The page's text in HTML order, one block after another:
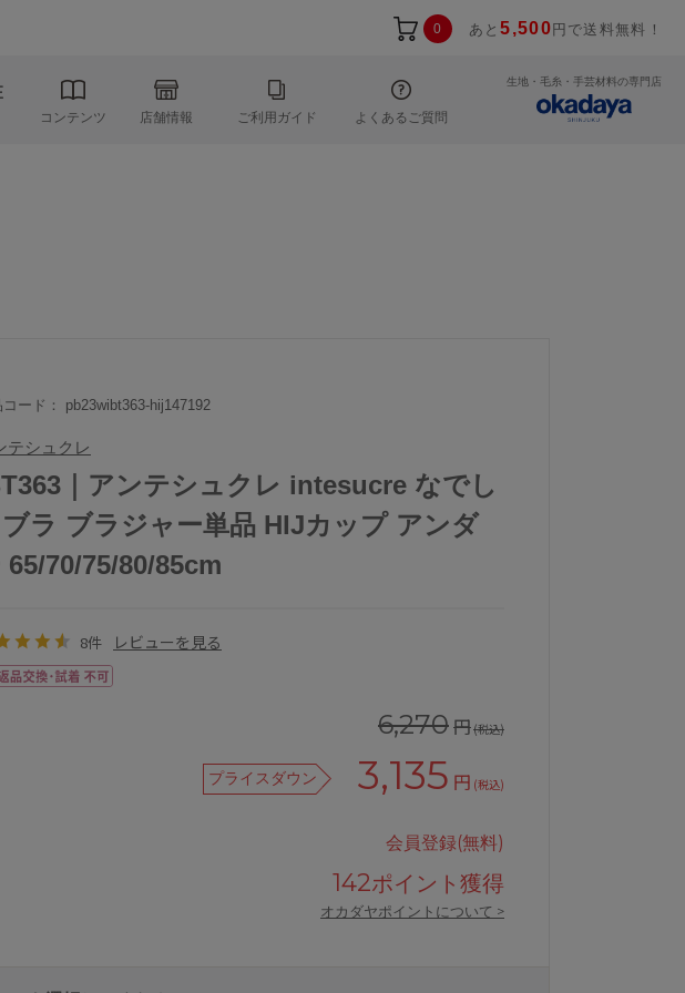
0 あと5,500 円で送料無料！
コンテンツ 店舗情報 ご利用ガイド よくあるご質問
生地・毛糸・手芸材料の専門店
アンテシュクレなでしこブラブラジ
ード： pb23wibt363-hij147192
テシュクレ
｜アンテシュクレ intesucre なでし
ラ ブラジャー単品 HIJカップ アンダ
65/70/75/80/85cm
8件 レビューを見る
6,270円(税込)
プライスダウン 3,135 円 (税込)
会員登録(無料)
142ポイント獲得
オカダヤポイントについて >